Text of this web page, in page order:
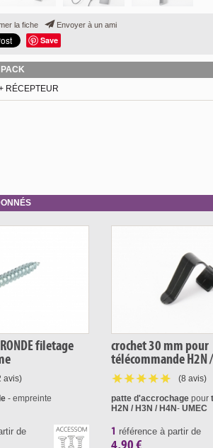
la fiche Envoyer à un ami
Save
RÉCEPTEUR
filetage
avis)
- empreinte
de
crochet 30 mm pour
télécommande H2N
(8 avis)
patte d'accrochage pour
H2N / H3N / H4N- UMEC
1 référence à partir de
4,90 €